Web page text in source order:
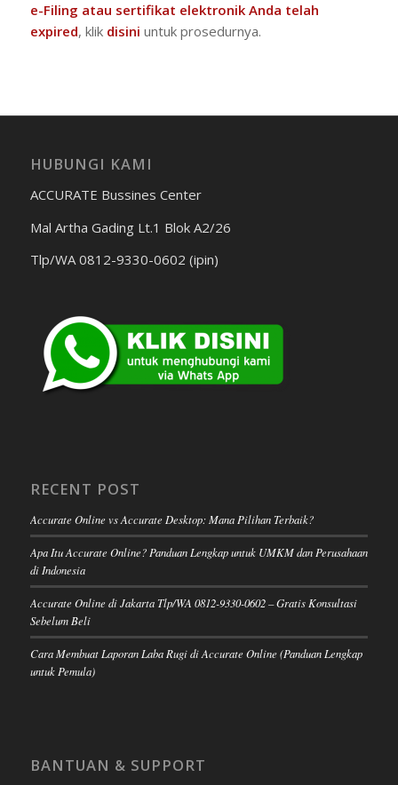
e-Filing atau sertifikat elektronik Anda telah
expired, klik disini untuk prosedurnya.
HUBUNGI KAMI
ACCURATE Bussines Center
Mal Artha Gading Lt.1 Blok A2/26
Tlp/WA 0812-9330-0602 (ipin)
RECENT POST
Accurate Online vs Accurate Desktop: Mana Pilihan Terbaik?
Apa Itu Accurate Online? Panduan Lengkap untuk UMKM dan Perusahaan
di Indonesia
Accurate Online di Jakarta Tlp/WA 0812-9330-0602 – Gratis Konsultasi
Sebelum Beli
Cara Membuat Laporan Laba Rugi di Accurate Online (Panduan Lengkap
untuk Pemula)
BANTUAN & SUPPORT